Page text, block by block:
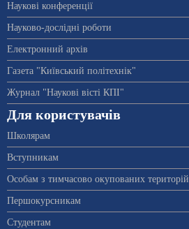
Наукові конференції
Науково-дослідні роботи
Електронний архів
Газета "Київський політехнік"
Журнал "Наукові вісті КПІ"
Для користувачів
Школярам
Вступникам
Особам з тимчасово окупованих територій
Першокурсникам
Студентам